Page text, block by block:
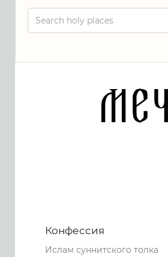
Конфессия
Ислам суннитского толка